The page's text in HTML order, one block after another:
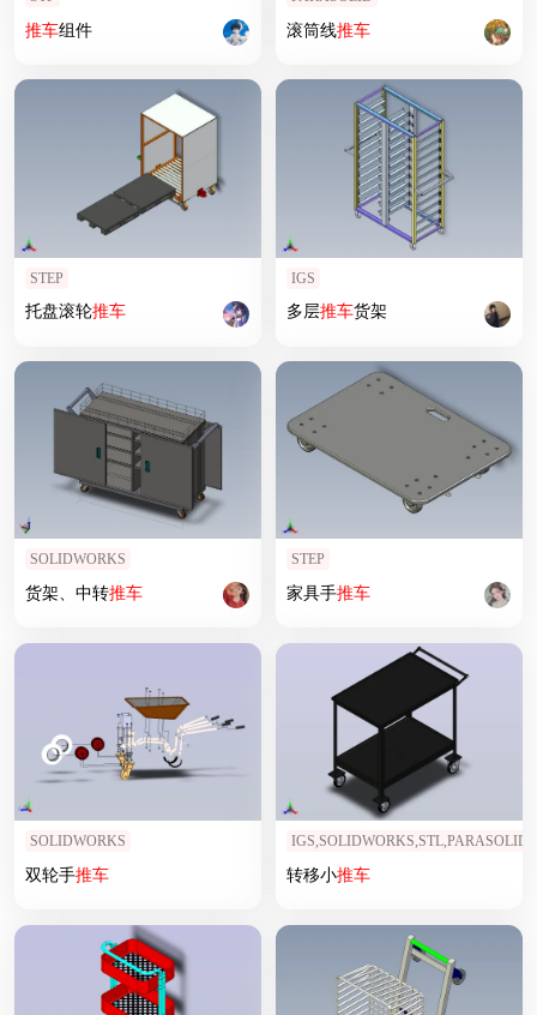
推车组件 滚筒线推车
STEP
托盘滚轮推车
IGS
多层推车货架
SOLIDWORKS
货架、中转推车
STEP
家具手推车
SOLIDWORKS
双轮手推车
IGS,SOLIDWORKS,STL,PARASOLID
转移小推车